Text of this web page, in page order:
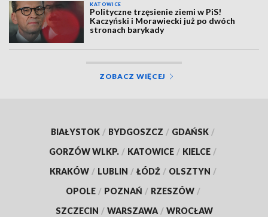
KATOWICE
Polityczne trzęsienie ziemi w PiS!
Kaczyński i Morawiecki już po dwóch
stronach barykady
ZOBACZ WIĘCEJ
BIAŁYSTOK / BYDGOSZCZ / GDAŃSK /
GORZÓW WLKP. / KATOWICE / KIELCE /
KRAKÓW / LUBLIN / ŁÓDŹ / OLSZTYN /
OPOLE / POZNAŃ / RZESZÓW /
SZCZECIN / WARSZAWA / WROCŁAW